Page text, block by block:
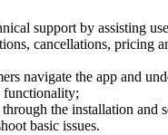
support by assisting
cancellations, pricing
navigate the app and
functionality;
the installation and
basic issues.